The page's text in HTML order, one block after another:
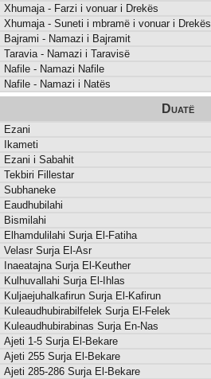
Xhumaja - Farzi i vonuar i Drekës
Xhumaja - Suneti i mbramë i vonuar i Drekës
Bajrami - Namazi i Bajramit
Taravia - Namazi i Taravisë
Nafile - Namazi Nafile
Nafile - Namazi i Natës
Duatë
Ezani
Ikameti
Ezani i Sabahit
Tekbiri Fillestar
Subhaneke
Eaudhubilahi
Bismilahi
Elhamdulilahi Surja El-Fatiha
Velasr Surja El-Asr
Inaeatajna Surja El-Keuther
Kulhuvallahi Surja El-Ihlas
Kuljaejuhalkafirun Surja El-Kafirun
Kuleaudhubirabilfelek Surja El-Felek
Kuleaudhubirabinas Surja En-Nas
Ajeti 1-5 Surja El-Bekare
Ajeti 255 Surja El-Bekare
Ajeti 285-286 Surja El-Bekare